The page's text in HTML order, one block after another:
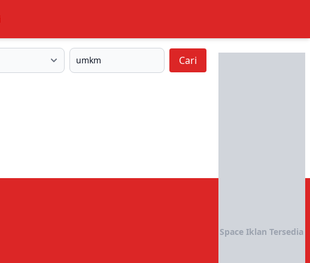
Cari
Space Iklan Tersedia